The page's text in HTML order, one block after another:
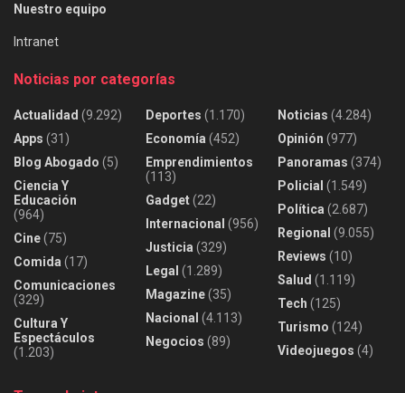
Nuestro equipo
Intranet
Noticias por categorías
Actualidad (9.292)
Apps (31)
Blog Abogado (5)
Ciencia Y
Educación
(964)
Cine(75)
Comida (17)
Comunicaciones
(329)
Cultura Y
Espectáculos
(1.203)
Deportes (1.170)
Economía (452)
Emprendimientos
(113)
Gadget(22)
Internacional (956)
Justicia (329)
Legal (1.289)
Magazine(35)
Nacional (4.113)
Negocios (89)
Noticias (4.284)
Opinión (977)
Panoramas (374)
Policial (1.549)
Política (2.687)
Regional (9.055)
Reviews (10)
Salud (1.119)
Tech (125)
Turismo (124)
Videojuegos (4)